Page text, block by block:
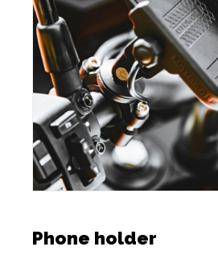
Phone holder